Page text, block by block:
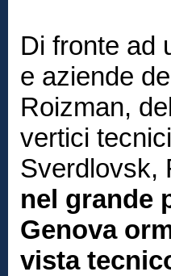
Di fronte ad
e aziende
Roizman,
vertici
Sverdlovsk,
nel grande
Genova
vista